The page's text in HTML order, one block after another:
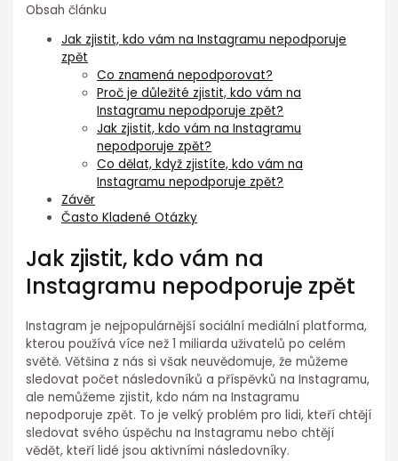
Obsah článku
Jak zjistit, kdo vám na Instagramu nepodporuje
zpět
Co znamená nepodporovat?
Proč je důležité zjistit, kdo vám na
Instagramu nepodporuje zpět?
Jak zjistit, kdo vám na Instagramu
nepodporuje zpět?
Co dělat, když zjistíte, kdo vám na
Instagramu nepodporuje zpět?
Závěr
Často Kladené Otázky
Jak zjistit, kdo vám na
Instagramu nepodporuje zpět
Instagram je nejpopulárnější sociální mediální platforma,
kterou používá více než 1 miliarda uživatelů po celém
světě. Většina z nás si však neuvědomuje, že můžeme
sledovat počet následovníků a příspěvků na Instagramu,
ale nemůžeme zjistit, kdo nám na Instagramu
nepodporuje zpět. To je velký problém pro lidi, kteří chtějí
sledovat svého úspěchu na Instagramu nebo chtějí
vědět, kteří lidé jsou aktivními následovníky.